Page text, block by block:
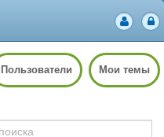
Пользователи Мои темы